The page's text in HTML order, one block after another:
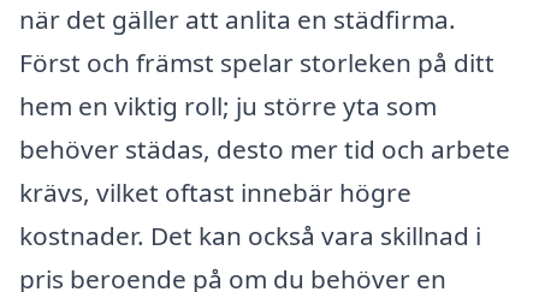
när det gäller att anlita en städfirma.
Först och främst spelar storleken på ditt
hem en viktig roll; ju större yta som
behöver städas, desto mer tid och arbete
krävs, vilket oftast innebär högre
kostnader. Det kan också vara skillnad i
pris beroende på om du behöver en